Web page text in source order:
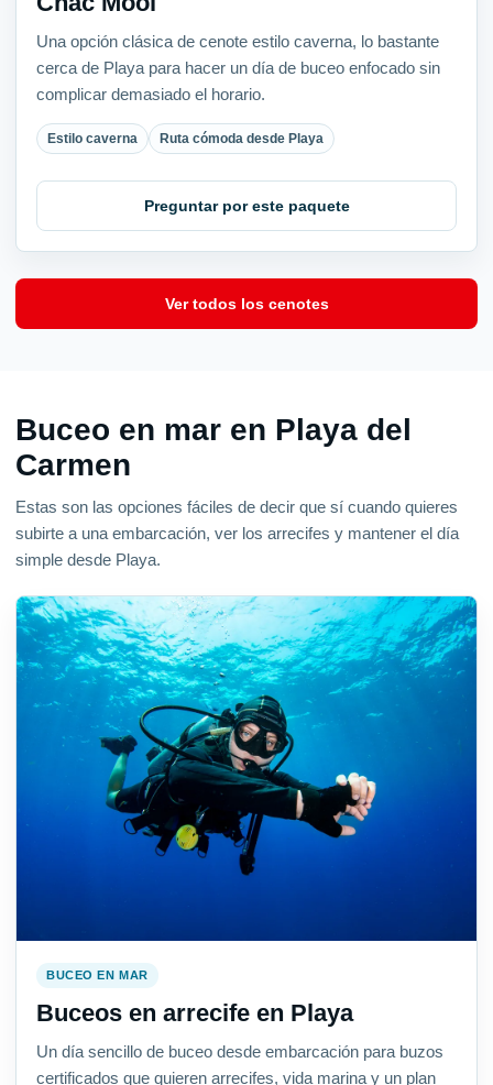
Una opción clásica de cenote estilo caverna, lo bastante
cerca de Playa para hacer un día de buceo enfocado sin
complicar demasiado el horario.
Estilo caverna Ruta cómoda desde Playa
Preguntar por este paquete
Ver todos los cenotes
Buceo en mar en Playa del
Carmen
Estas son las opciones fáciles de decir que sí cuando quieres
subirte a una embarcación, ver los arrecifes y mantener el día
simple desde Playa.
BUCEO EN MAR
Buceos en arrecife en Playa
Un día sencillo de buceo desde embarcación para buzos
certificados que quieren arrecifes, vida marina y un plan